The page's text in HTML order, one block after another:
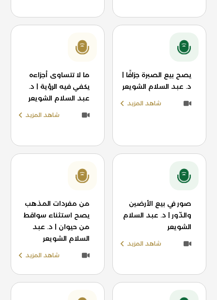
يصح بيع الصبرة جزافًا |
د. عبد السلام الشويعر
شاهد المزيد
ما لا تتساوى أجزاءه
يكفي فيه الرؤية | د.
عبد السلام الشويعر
شاهد المزيد
صور في بيع الأرضين
والدّور | د. عبد السلام
الشويعر
شاهد المزيد
من مفردات المذهب
يصح استثناء سواقط
من حيوان | د. عبد
السلام الشويعر
شاهد المزيد